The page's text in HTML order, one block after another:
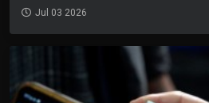
Jul 03 2026